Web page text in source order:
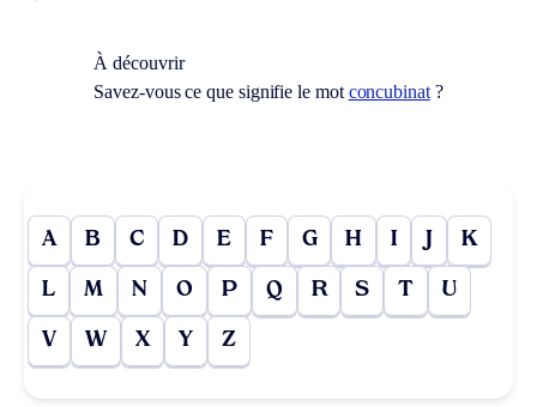
À découvrir
Savez-vous ce que signifie le mot concubinat?
A B C D E F G H I J K
L M N O P Q R S T U
V W X Y Z